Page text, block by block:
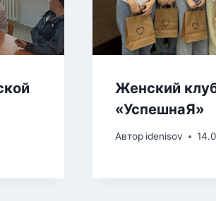
Женский
«УспешнаЯ»
Автор idenisov